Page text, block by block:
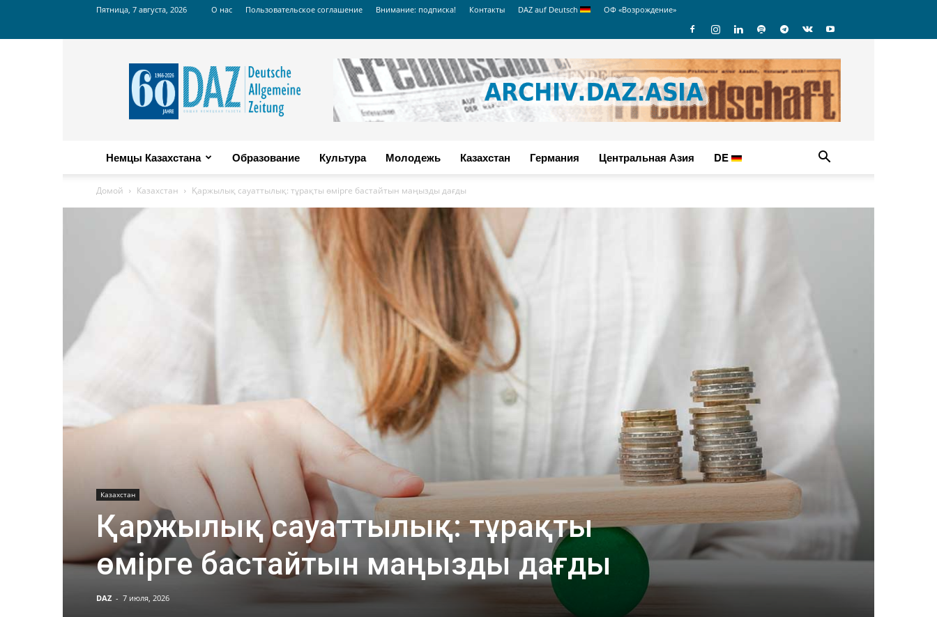
Пятница, 7 августа, 2026 О нас Пользовательское соглашение Внимание: подписка! Контакты DAZ auf Deutsch ОФ «Возрождение»
Russian
DAZ
Немцы Казахстана Образование Культура Молодежь Казахстан Германия Центральная Азия DE
Домой Казахстан Қаржылық сауаттылық: тұрақты өмірге бастайтын маңызды дағды
Казахстан
Қаржылық сауаттылық: тұрақты
өмірге бастайтын маңызды дағды
DAZ - 7 июля, 2026